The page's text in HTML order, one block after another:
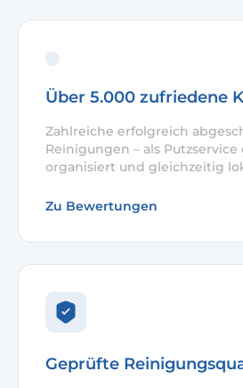
Über 5.000 zufriedene
Zahlreiche erfolgreich
Reinigungen – als
organisiert und gleichzeitig
Zu Bewertungen
Geprüfte